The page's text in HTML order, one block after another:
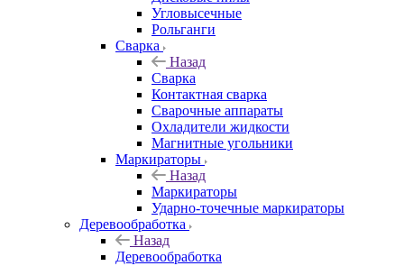
Угловысечные
Рольганги
Сварка
Назад
Сварка
Контактная сварка
Сварочные аппараты
Охладители жидкости
Магнитные угольники
Маркираторы
Назад
Маркираторы
Ударно-точечные маркираторы
Деревообработка
Назад
Деревообработка